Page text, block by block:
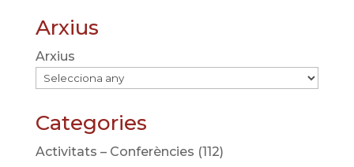
Arxius
Arxius
Categories
Activitats – Conferències (112)